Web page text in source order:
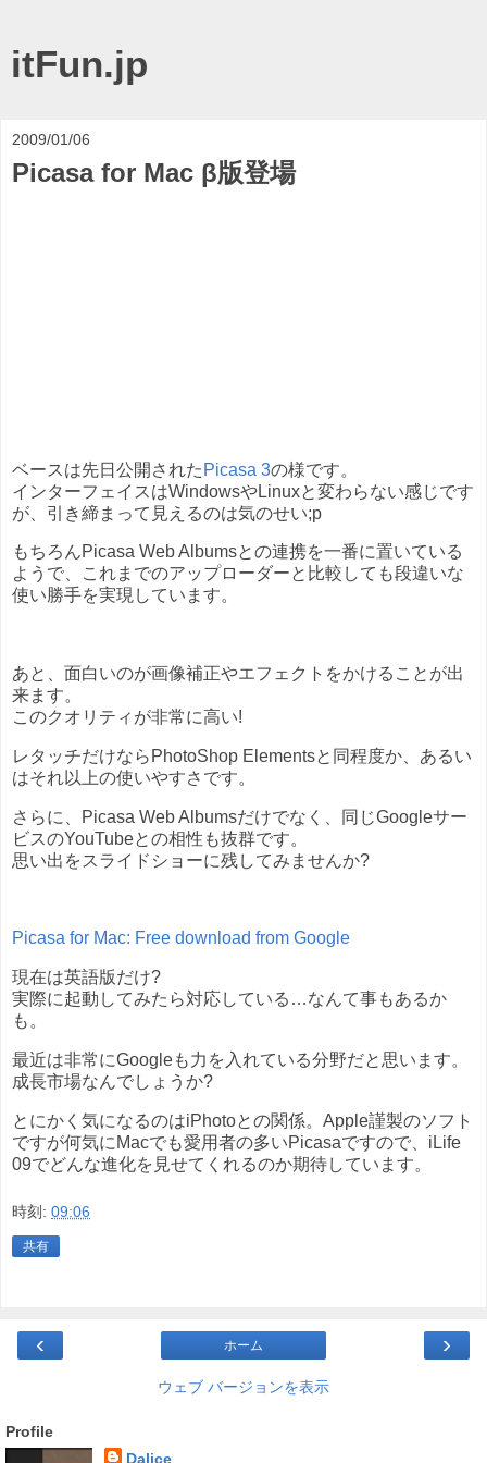
itFun.jp
2009/01/06
Picasa for Mac β版登場
ベースは先日公開された Picasa 3の様です。
インターフェイスはWindowsやLinuxと変わらない感じです
が、引き締まって見えるのは気のせい;p
もちろんPicasa Web Albumsとの連携を一番に置いている
ようで、これまでのアップローダーと比較しても段違いな
使い勝手を実現しています。
あと、面白いのが画像補正やエフェクトをかけることが出
来ます。
このクオリティが非常に高い!
レタッチだけならPhotoShop Elementsと同程度か、あるい
はそれ以上の使いやすさです。
さらに、Picasa Web Albumsだけでなく、同じGoogleサー
ビスのYouTubeとの相性も抜群です。
思い出をスライドショーに残してみませんか?
Picasa for Mac: Free download from Google
現在は英語版だけ?
実際に起動してみたら対応している…なんて事もあるか
も。
最近は非常にGoogleも力を入れている分野だと思います。
成長市場なんでしょうか?
とにかく気になるのはiPhotoとの関係。Apple謹製のソフト
ですが何気にMacでも愛用者の多いPicasaですので、iLife
09でどんな進化を見せてくれるのか期待しています。
時刻: 09:06
共有
‹ ›
ホーム
ウェブ バージョンを表示
Profile
Dalice